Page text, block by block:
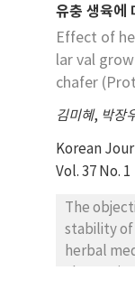
를 각각 조
며 로즈제라
로 나타났
을 포함한
방제법 개
유충 생육에
Effect of
lar val
chafer
김미혜, 박장
Korean
Vol. 37 No. 1
The
stability of
herbal
growth